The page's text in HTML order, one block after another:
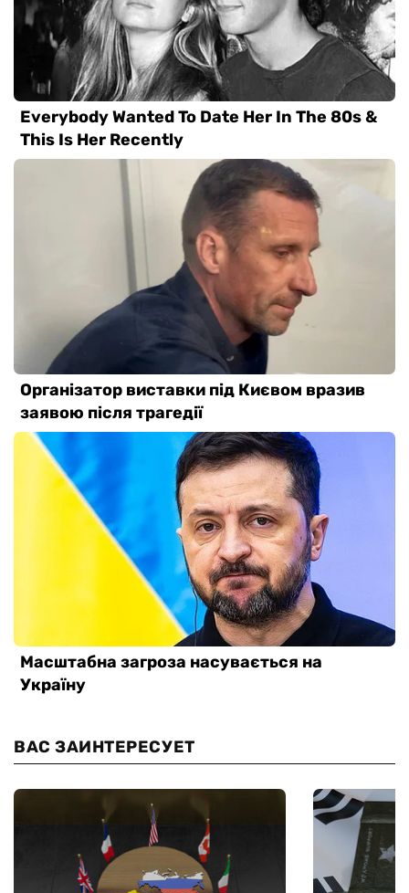
ВАС ЗАИНТЕРЕСУЕТ